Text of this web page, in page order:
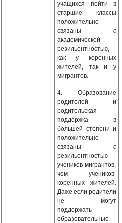
учащихся пойти в
старшие классы
положительно
связаны с
академической
резильентностью,
как у коренных
жителей, так и у
мигрантов.
4.
Образование
родителей и
родительская
поддержка в
большей степени и
положительно
связаны с
резильентностью
учеников-мигрантов,
чем учеников-
коренных жителей.
Даже если родители
не могут
поддержать
образовательные